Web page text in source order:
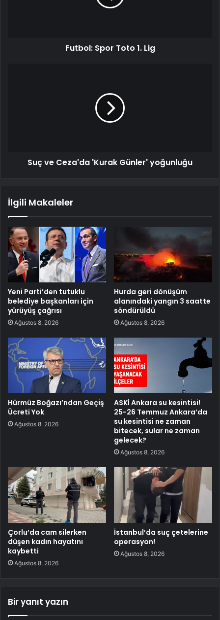
Futbol: Spor Toto 1. Lig
Suç ve Ceza'da 'Kurak Günler' yoğunluğu
İlgili Makaleler
Yeni Parti’den tutuklu
belediye başkanları için
yürüyüş çağrısı
Ağustos 8, 2026
Hurda geri dönüşüm
alanındaki yangın 3 saatte
söndürüldü
Ağustos 8, 2026
Hürmüz Boğazı’ndan Geçiş
Ücreti Yok
Ağustos 8, 2026
ASKİ Ankara su kesintisi!
25-26 Temmuz Ankara’da
su kesintisi ne zaman
bitecek, sular ne zaman
gelecek?
Ağustos 8, 2026
Çorlu’da cam silerken
düşen kadın hayatını
kaybetti
Ağustos 8, 2026
İstanbul’da suç çetelerine
operasyon!
Ağustos 8, 2026
Bir yanıt yazın